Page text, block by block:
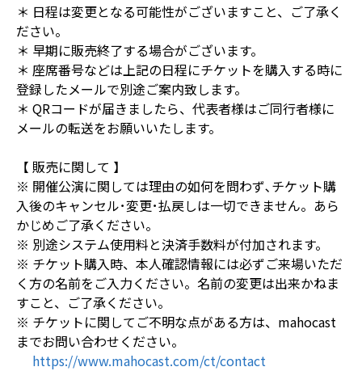
＊ 日程は変更となる可能性がございますこと、ご了承く
ださい。
＊ 早期に販売終了する場合がございます。
＊ 座席番号などは上記の日程にチケットを購入する時に
登録したメールで別途ご案内致します。
＊ QRコードが届きましたら、代表者様はご同行者様に
メールの転送をお願いいたします。
【 販売に関して 】
※ 開催公演に関しては理由の如何を問わず､チケット購
入後のキャンセル･変更･払戻しは一切できません。あら
かじめご了承ください。
※ 別途システム使用料と決済手数料が付加されます。
※ チケット購入時、本人確認情報には必ずご来場いただ
く方の名前をご入力ください。名前の変更は出来かねま
すこと、ご了承ください。
※ チケットに関してご不明な点がある方は、mahocast
までお問い合わせください。
https://www.mahocast.com/ct/contact